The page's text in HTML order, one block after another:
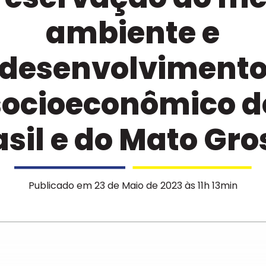
ambiente e
e do Mato
Publicado em 23 de Maio de 2023 às 11h 13min